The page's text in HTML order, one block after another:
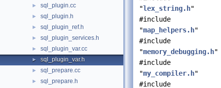
► sql_plugin.cc
► sql_plugin.h
► sql_plugin_ref.h
► sql_plugin_services.h
► sql_plugin_var.cc
► sql_plugin_var.h
► sql_prepare.cc
► sql_prepare.h
"lex_string.h"
#include
"map_helpers.h"
#include
"memory_debugging.h"
#include
"my_compiler.h"
#include